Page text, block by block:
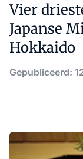
Vier
Japanse
Hokkaido
Gepubliceerd: